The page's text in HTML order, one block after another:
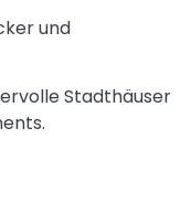
und
Stadthäuser